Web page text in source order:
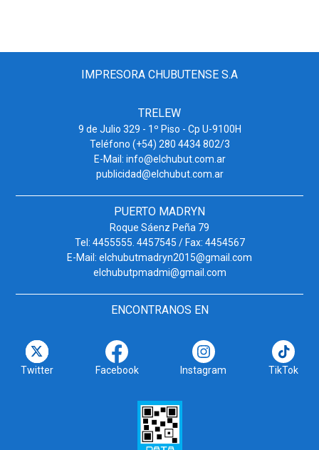
IMPRESORA CHUBUTENSE S.A
TRELEW
9 de Julio 329 - 1º Piso - Cp U-9100H
Teléfono (+54) 280 4434 802/3
E-Mail: info@elchubut.com.ar
publicidad@elchubut.com.ar
PUERTO MADRYN
Roque Sáenz Peña 79
Tel: 4455555. 4457545 / Fax: 4454567
E-Mail: elchubutmadryn2015@gmail.com
elchubutpmadmi@gmail.com
ENCONTRANOS EN
Twitter Facebook Instagram TikTok